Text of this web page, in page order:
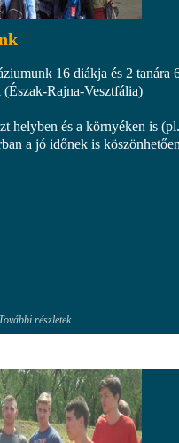
16 diákja és 2 tanára
Rajna-Vesztfália)
helyben és a környéken is (pl.
a jó időnek is
részletek